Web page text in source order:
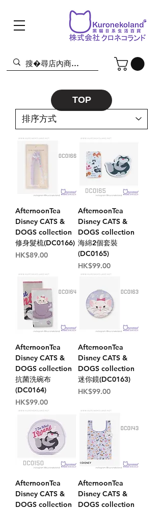
TOP
AfternoonTea
Disney CATS &
DOGS collection
修身髮梳(DC0166)
價格
HK$89.00
AfternoonTea
Disney CATS &
DOGS collection
海綿2個套裝
(DC0165)
價格
HK$99.00
AfternoonTea
Disney CATS &
DOGS collection
抗菌洗碗布
(DC0164)
價格
HK$99.00
AfternoonTea
Disney CATS &
DOGS collection
迷你鏡(DC0163)
價格
HK$99.00
AfternoonTea
Disney CATS &
DOGS collection
AfternoonTea
Disney CATS &
DOGS collection